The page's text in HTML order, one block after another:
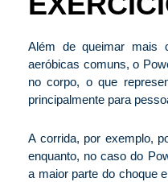
Além de queimar mais
aeróbicas comuns, o
no corpo, o que
principalmente para
A corrida, por exemplo,
enquanto, no caso do
a maior parte do choque